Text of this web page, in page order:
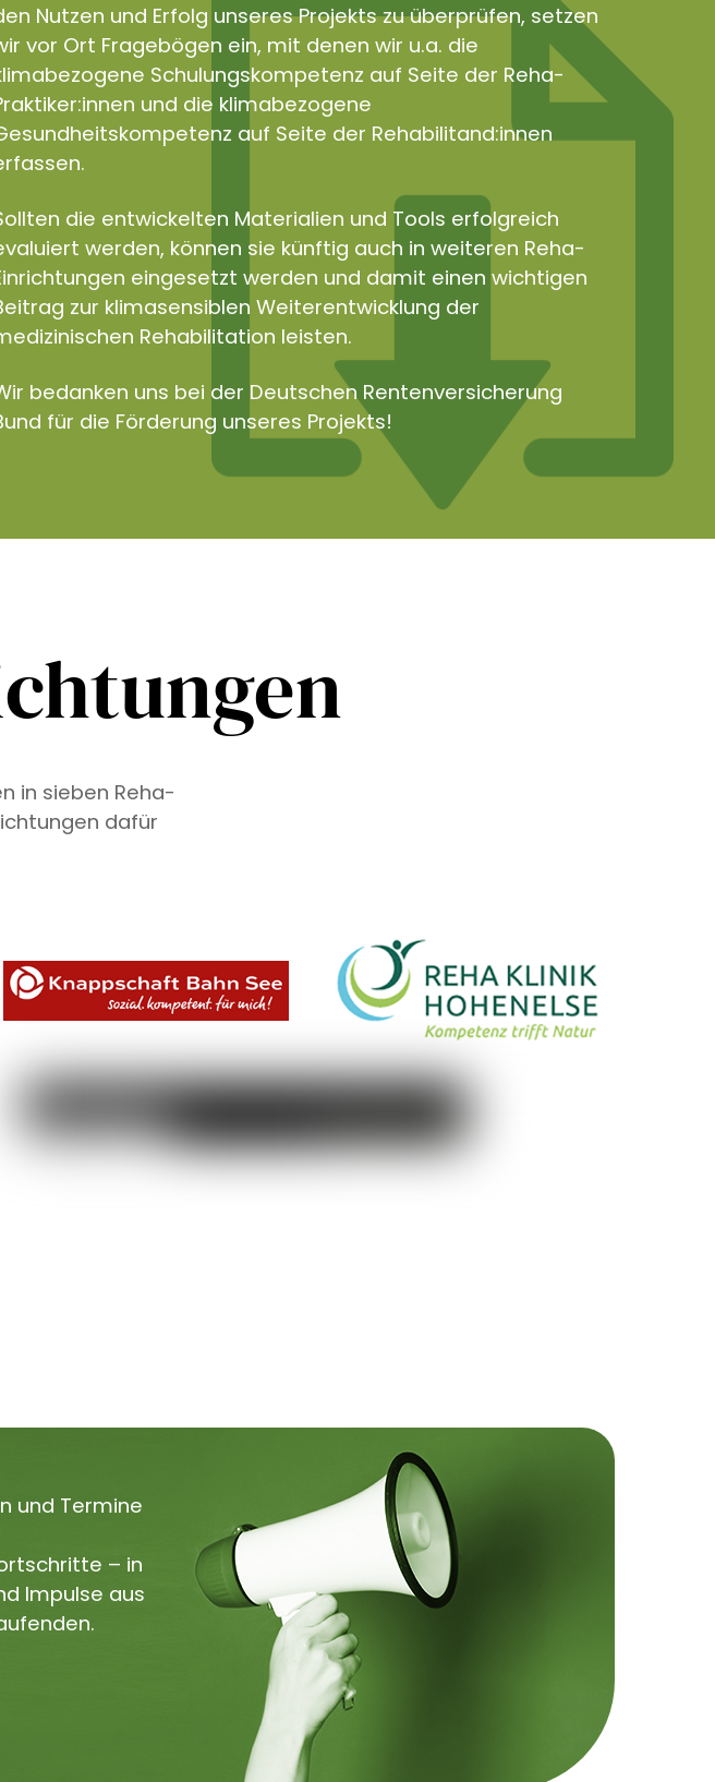
Nutzen und Erfolg unseres Projekts zu überprüfen, setzen
vor Ort Fragebögen ein, mit denen wir u.a. die
Schulungskompetenz auf Seite der Reha-
und die klimabezogene
auf Seite der Rehabilitand:innen
die entwickelten Materialien und Tools erfolgreich
werden, können sie künftig auch in weiteren Reha-
eingesetzt werden und damit einen wichtigen
zur klimasensiblen Weiterentwicklung der
Rehabilitation leisten.
bedanken uns bei der Deutschen Rentenversicherung
für die Förderung unseres Projekts!
in sieben Reha-
dafür
und Termine
– in
Impulse aus